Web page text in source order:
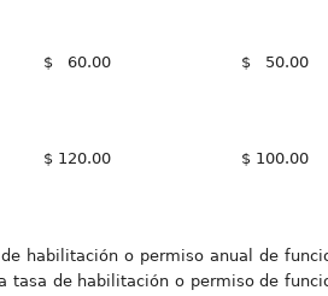
$ 60.00 $ 50.00
$ 120.00 $ 100.00
habilitación o permiso anual de
de habilitación o permiso de